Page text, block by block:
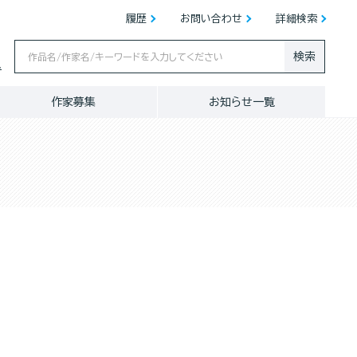
履歴 お問い合わせ 詳細検索
検索
作家募集 お知らせ一覧